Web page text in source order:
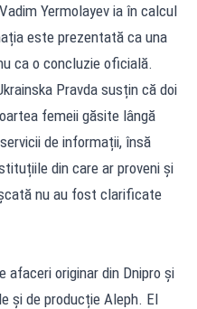
Yermolayev ia în calcul
este prezentată ca una
ca o concluzie oficială.
Pravda susțin că doi
femeii găsite lângă
de informații, însă
din care ar proveni și
nu au fost clarificate
afaceri originar din Dnipro și
și de producție Aleph. El